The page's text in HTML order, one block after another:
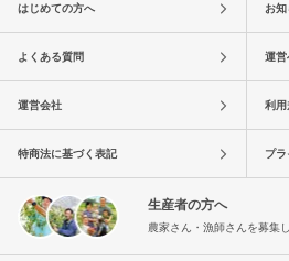
はじめての方へ お
よくある質問 運営
運営会社 利用
特商法に基づく表記 プ
生産者の方へ
農家さん・漁師さんを募集